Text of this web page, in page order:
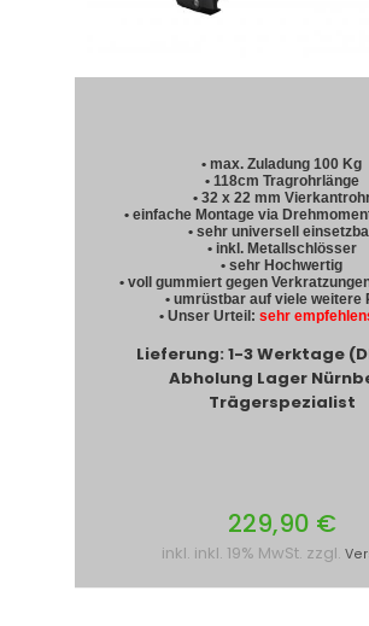
• max. Zuladung 100 Kg
• 118cm Tragrohrlänge
• 32 x 22 mm
• einfache Montage via
• sehr universell
• inkl. Metallschlösser
• sehr Hochwertig
• voll gummiert gegen
• umrüstbar auf viele weitere
• Unser Urteil: sehr
Lieferung: 1-3 Werktage
Abholung Lager
Trägerspezialist
229,90 €
inkl. inkl. 19% MwSt. zzgl.